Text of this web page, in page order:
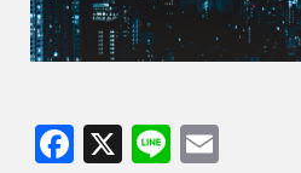
Facebook
X Line